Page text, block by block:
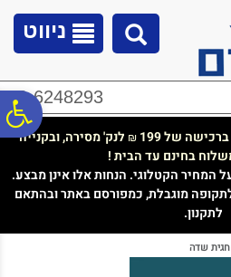
נגישות
ניווט
02-6248293
של 199 ₪ לנק' מסירה, ובקנייה
בחינם עד הבית !
המחיר הקטלוגי. הנחות אלו אינן מבצע.
מוגבלת, כמפורסם באתר ובהתאם
לתקנון.
שדה